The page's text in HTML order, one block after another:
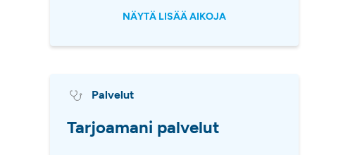
NÄYTÄ LISÄÄ AIKOJA
Palvelut
Tarjoamani palvelut